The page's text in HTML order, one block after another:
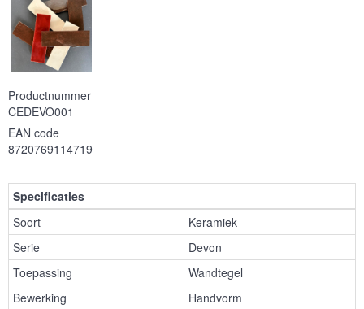
Productnummer
CEDEVO001
EAN code
8720769114719
Specificaties
Soort
Keramiek
Serie
Devon
Toepassing
Wandtegel
Bewerking
Handvorm